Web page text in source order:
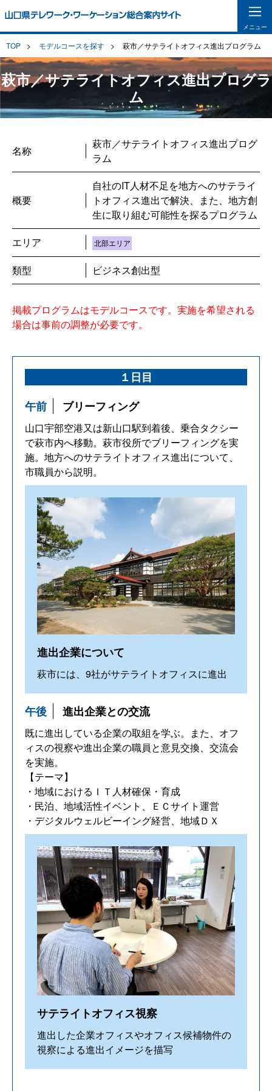
メニュー
TOP モデルコースを探す 萩市／サテライトオフィス進出プログラム
萩市／サテライトオフィス進出プログラ
ム
名称
萩市／サテライトオフィス進出プログ
ラム
概要
自社のIT人材不足を地方へのサテライ
トオフィス進出で解決、また、地方創
生に取り組む可能性を探るプログラム
エリア
北部エリア
類型 ビジネス創出型
掲載プログラムはモデルコースです。実施を希望される
場合は事前の調整が必要です。
１日目
午前
ブリーフィング
山口宇部空港又は新山口駅到着後、乗合タクシー
で萩市内へ移動。萩市役所でブリーフィングを実
施。地方へのサテライトオフィス進出について、
市職員から説明。
進出企業について
萩市には、9社がサテライトオフィスに進出
午後 進出企業との交流
既に進出している企業の取組を学ぶ。また、オフ
ィスの視察や進出企業の職員と意見交換、交流会
を実施。
【テーマ】
・地域におけるＩＴ人材確保・育成
・民泊、地域活性イベント、ＥＣサイト運営
・デジタルウェルビーイング経営、地域ＤＸ
サテライトオフィス視察
進出した企業オフィスやオフィス候補物件の
視察による進出イメージを描写